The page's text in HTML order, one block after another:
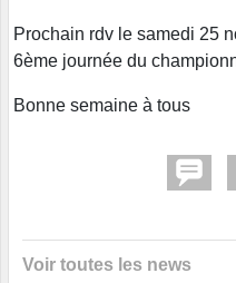
Prochain rdv le samedi 25
6ème journée du
Bonne semaine à tous
Voir toutes les news